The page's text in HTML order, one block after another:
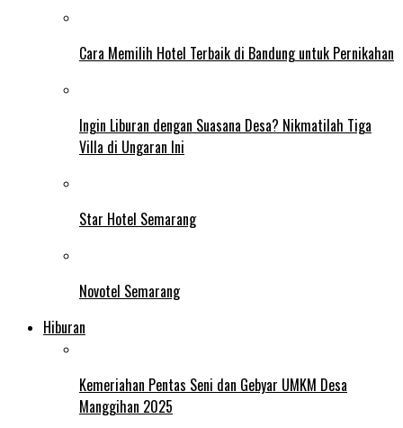
Cara Memilih Hotel Terbaik di Bandung untuk Pernikahan
Ingin Liburan dengan Suasana Desa? Nikmatilah Tiga
Villa di Ungaran Ini
Star Hotel Semarang
Novotel Semarang
Hiburan
Kemeriahan Pentas Seni dan Gebyar UMKM Desa
Manggihan 2025